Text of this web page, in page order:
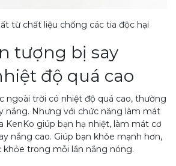
từ chất liệu chống các tia độc hại
tượng bị say
độ quá cao
ngoài trời có nhiệt độ quá cao, thường
nắng. Nhưng với chức năng làm mát
KenKo giúp bạn hạ nhiệt, làm mát cơ
nắng cao. Giúp bạn khỏe mạnh hơn,
khỏe trong mỗi lần nắng nóng.